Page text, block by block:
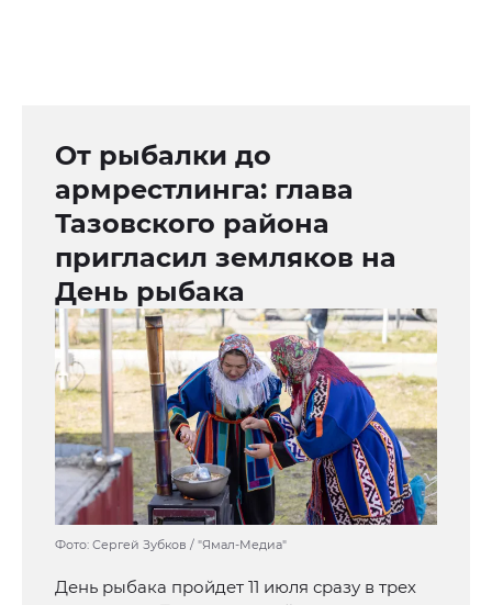
От рыбалки до
армрестлинга: глава
Тазовского района
пригласил земляков на
День рыбака
Фото: Сергей Зубков / "Ямал-Медиа"
День рыбака пройдет 11 июля сразу в трех